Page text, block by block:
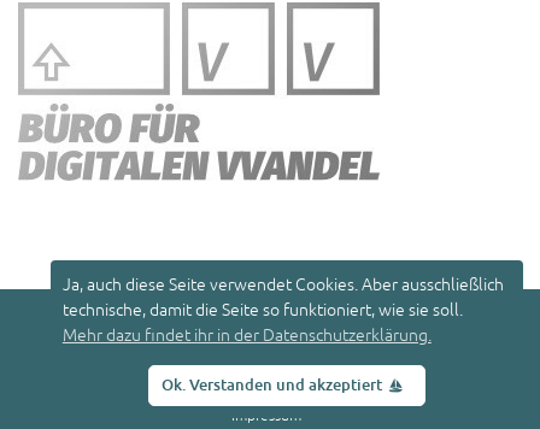
Ja, auch diese Seite verwendet Cookies. Aber ausschließlich
technische, damit die Seite so funktioniert, wie sie soll.
Mehr dazu findet ihr in der Datenschutzerklärung.
Ok. Verstanden und akzeptiert
© 2026 mitabstand.sh
u
Datenschutzerklärung
Impressum